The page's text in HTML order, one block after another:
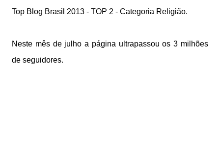
Top Blog Brasil 2013 - TOP 2 - Categoria Religião.
Neste mês de julho a página ultrapassou os 3 milhões
de seguidores.